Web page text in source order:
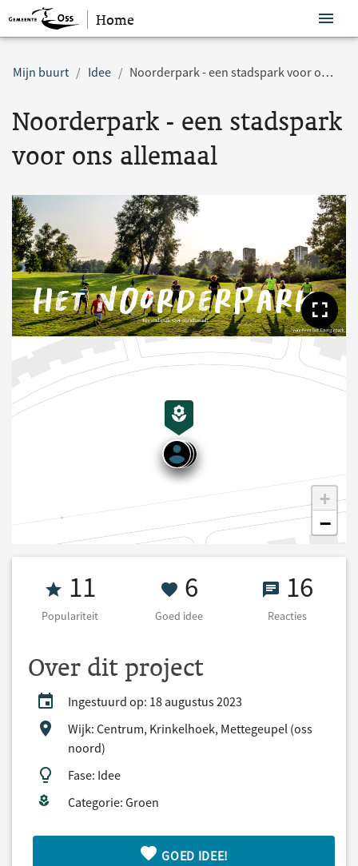
Sla navigatie over
Home
Mijn buurt Idee Noorderpark - een stadspark voor ons allemaal
Noorderpark - een stadspark
voor ons allemaal
+
−
Populariteit 11
11
Populariteit
6 Goed idee
6
Goed idee
1616
Reacties
Over dit project
Ingestuurd op: 18 augustus 2023
Wijk: Centrum, Krinkelhoek, Mettegeupel (oss
noord)
Fase: Idee
Categorie: Groen
GOED IDEE!